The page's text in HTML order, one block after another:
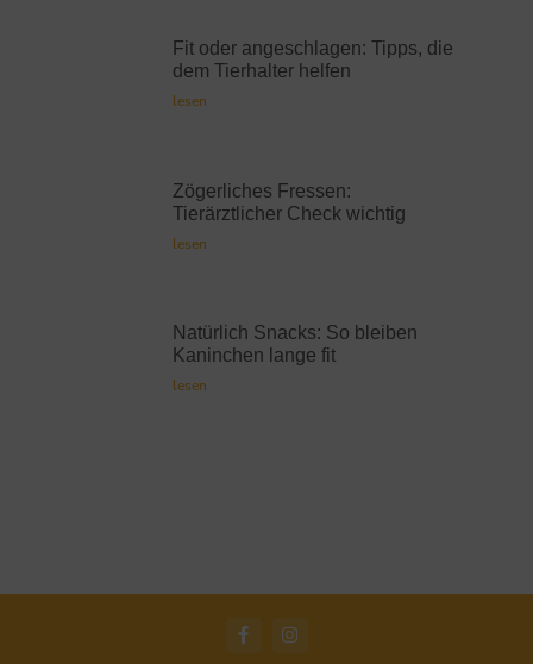
Fit oder angeschlagen: Tipps, die
dem Tierhalter helfen
lesen
Zögerliches Fressen:
Tierärztlicher Check wichtig
lesen
Natürlich Snacks: So bleiben
Kaninchen lange fit
lesen